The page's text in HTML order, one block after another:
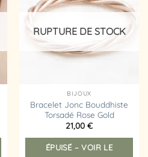
choisies
page
à la
liste
RUPTURE DE STOCK
BIJOUX
Bracelet Jonc Bouddhiste
Torsadé Rose Gold
21,00 €
ÉPUISÉ – VOIR LE